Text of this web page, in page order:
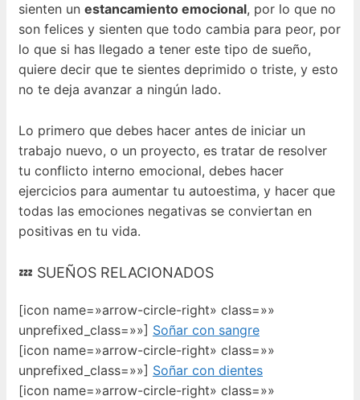
sienten un estancamiento emocional, por lo que no
son felices y sienten que todo cambia para peor, por
lo que si has llegado a tener este tipo de sueño,
quiere decir que te sientes deprimido o triste, y esto
no te deja avanzar a ningún lado.
Lo primero que debes hacer antes de iniciar un
trabajo nuevo, o un proyecto, es tratar de resolver
tu conflicto interno emocional, debes hacer
ejercicios para aumentar tu autoestima, y hacer que
todas las emociones negativas se conviertan en
positivas en tu vida.
💤 SUEÑOS RELACIONADOS
[icon name=»arrow-circle-right» class=»»
unprefixed_class=»»] Soñar con sangre
[icon name=»arrow-circle-right» class=»»
unprefixed_class=»»] Soñar con dientes
[icon name=»arrow-circle-right» class=»»